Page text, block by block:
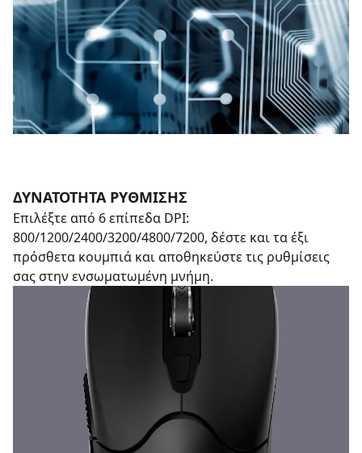
ΔΥΝΑΤΟΤΗΤΑ ΡΥΘΜΙΣΗΣ
Επιλέξτε από 6 επίπεδα DPI:
800/1200/2400/3200/4800/7200, δέστε και τα έξι
πρόσθετα κουμπιά και αποθηκεύστε τις ρυθμίσεις
σας στην ενσωματωμένη μνήμη.